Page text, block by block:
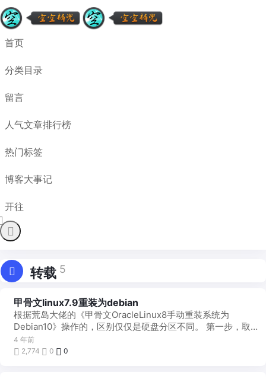
首页
分类目录
留言
人气文章排行榜
热门标签
博客大事记
开往
转载 5
技
存
档
甲骨文linux7.9重装为debian
根据荒岛大佬的《甲骨文OracleLinux8手动重装系统为
Debian10》操作的，区别仅仅是硬盘分区不同。 第一步，取
得root权限。 ...
4 年前
2,774
0 0